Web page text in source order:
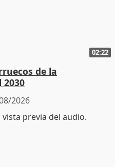
02:22
de la
2026